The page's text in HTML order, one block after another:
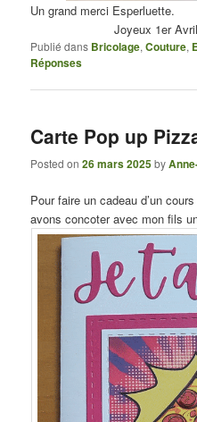
Un grand merci Esperluette.
Joyeux 1er
Publié dans Bricolage,Couture,
Réponses
Carte Pop up
Posted on26 mars 2025by
Pour faire un cadeau d’un
avons concoter avec mon fils